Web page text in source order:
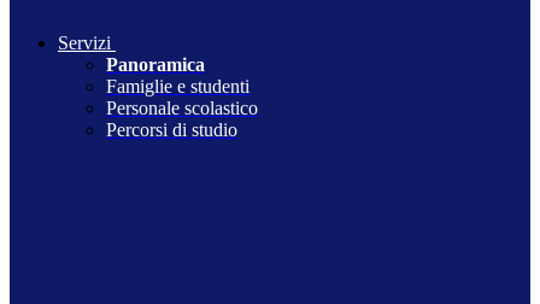
Servizi
Panoramica
Famiglie e studenti
Personale scolastico
Percorsi di studio